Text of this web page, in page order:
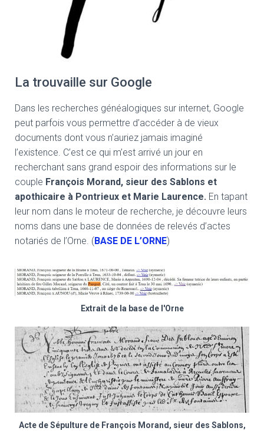
La trouvaille sur Google
Dans les recherches généalogiques sur internet, Google
peut parfois vous permettre d’accéder à de vieux
documents dont vous n’auriez jamais imaginé
l’existence. C’est ce qui m’est arrivé un jour en
recherchant sans grand espoir des informations sur le
couple François Morand, sieur des Sablons et
apothicaire à Pontrieux et Marie Laurence. En tapant
leur nom dans le moteur de recherche, je découvre leurs
noms dans une base de données de relevés d’actes
notariés de l’Orne. (BASE DE L’ORNE)
Extrait de la base de l'Orne
Acte de Sépulture de François Morand, sieur des Sablons,